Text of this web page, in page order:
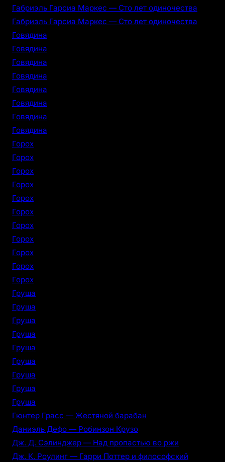
Габриэль Гарсиа Маркес — Сто лет одиночества
Габриэль Гарсиа Маркес — Сто лет одиночества
Говядина
Говядина
Говядина
Говядина
Говядина
Говядина
Говядина
Говядина
Горох
Горох
Горох
Горох
Горох
Горох
Горох
Горох
Горох
Горох
Горох
Груша
Груша
Груша
Груша
Груша
Груша
Груша
Груша
Груша
Гюнтер Грасс — Жестяной барабан
Даниэль Дефо — Робинзон Крузо
Дж. Д. Сэлинджер — Над пропастью во ржи
Дж. К. Роулинг — Гарри Поттер и философский